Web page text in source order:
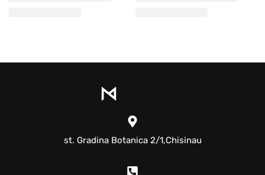
st. Gradina Botanica 2/1,Chisinau